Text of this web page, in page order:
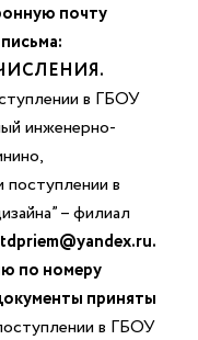
почту
в ГБОУ
инженерно-
поступлении в
– филиал
.
по номеру
приняты
в ГБОУ